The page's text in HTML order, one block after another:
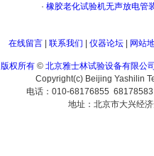
· 橡胶老化试验机无声放电管
在线留言| 联系我们 仪器论坛| 网站
版权所有 © 北京雅士林试验设备有限公
Copyright(c) Beijing Yashilin
电话：010-68176855
地址：北京市大兴经